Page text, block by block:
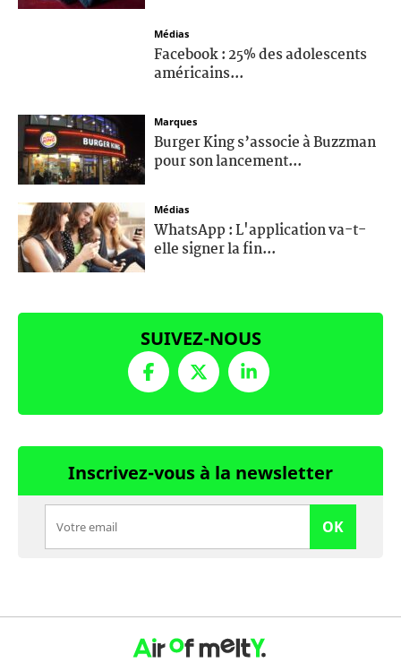
Médias
Facebook : 25% des adolescents
américains...
Marques
Burger King s’associe à Buzzman
pour son lancement...
Médias
WhatsApp : L'application va-t-
elle signer la fin...
SUIVEZ-NOUS
Inscrivez-vous à la newsletter
OK